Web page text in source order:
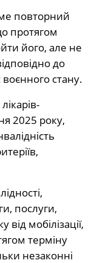
повторний
протягом
його, але не
до
воєнного стану.
2025 року,
послуги,
мобілізації,
терміну
незаконні